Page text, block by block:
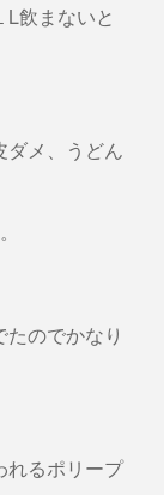
飲まないと
ダメ、うどん
のでかなり
れるポリープ